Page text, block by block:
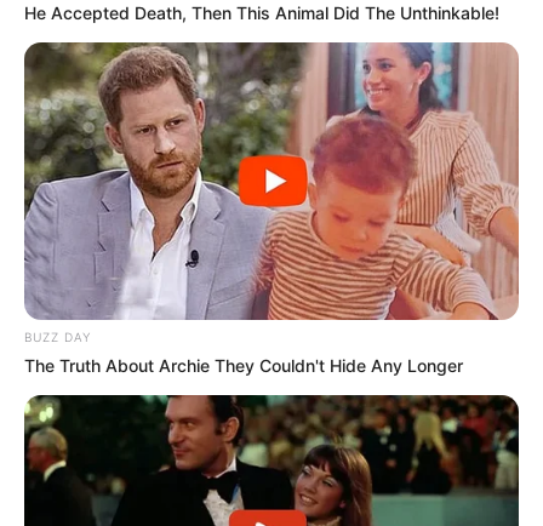
He Accepted Death, Then This Animal Did The Unthinkable!
BUZZ DAY
The Truth About Archie They Couldn't Hide Any Longer